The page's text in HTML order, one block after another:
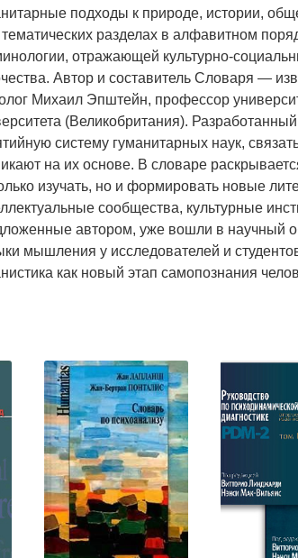
подходы к природе, истории,
разделах в алфавитном
отражающей культурно-
Автор и составитель Словаря —
Михаил Эпштейн, профессор
(Великобритания).
систему гуманитарных наук,
на их основе. В словаре
изучать, но и формировать новые
сообщества, культурные
автором, уже вошли в научный
мышления у исследователей и
как новый этап самопознания